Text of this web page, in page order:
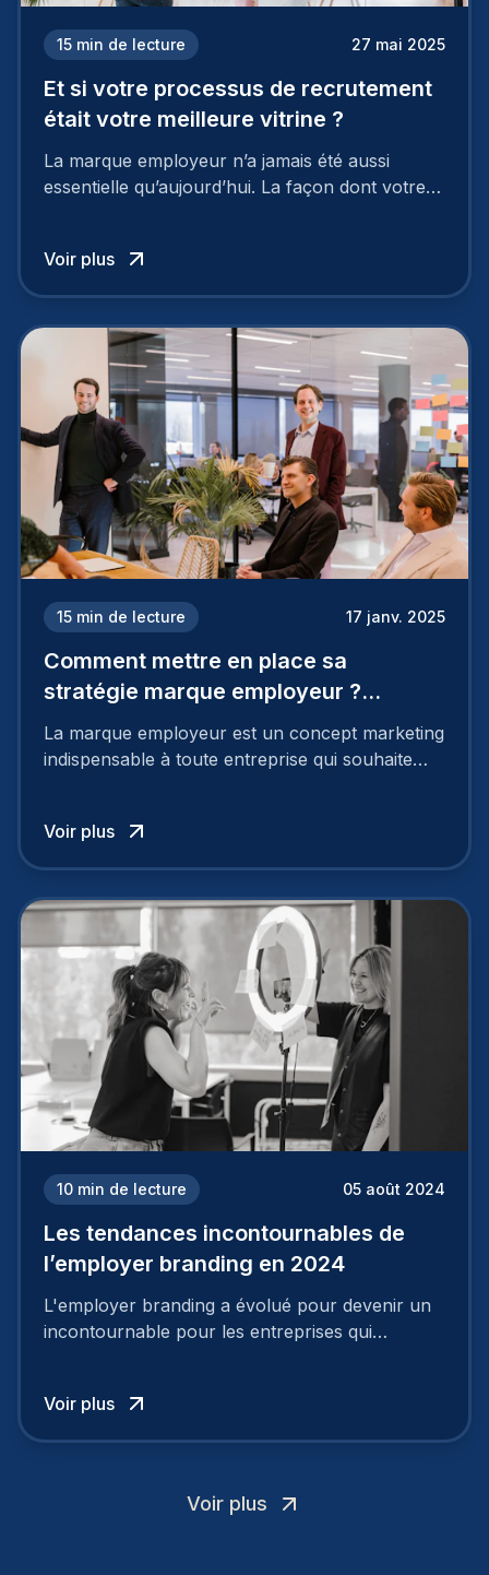
15 min de lecture 27 mai 2025
Et si votre processus de recrutement
était votre meilleure vitrine ?
La marque employeur n’a jamais été aussi
essentielle qu’aujourd’hui. La façon dont votre
à perdre les meilleurs profils.
Voir plus
15 min de lecture 17 janv. 2025
Comment mettre en place sa
stratégie marque employeur ?
Découvrez les 7 étapes
La marque employeur est un concept marketing
indispensable à toute entreprise qui souhaite
employeur solide et positive sont évidentes, ce
travail, pour qu’il soit réussi, ne peut se faire en
mettre en œuvre un certain nombre d’actions.
Voir plus
10 min de lecture 05 août 2024
Les tendances incontournables de
l’employer branding en 2024
L'employer branding a évolué pour devenir un
incontournable pour les entreprises qui
Voir plus
Voir plus